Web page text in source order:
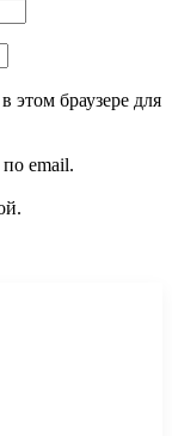
этом браузере для
email.